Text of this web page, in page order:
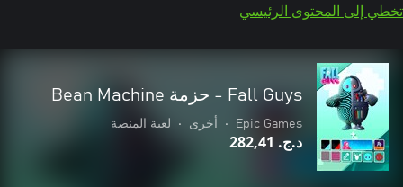
تخطي إلى المحتوى الرئيسي
Fall Guys - حزمة Bean Machine
Epic Games
• أخرى • لعبة المنصة
د.ج.‏ 282,41